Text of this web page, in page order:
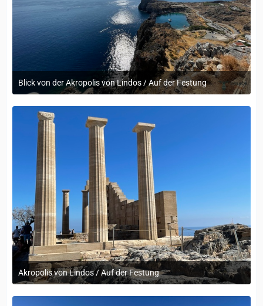
Blick von der Akropolis von Lindos / Auf der Festung
12. September 2022 um 14:05
Akropolis von Lindos / Auf der Festung
12. September 2022 um 14:05